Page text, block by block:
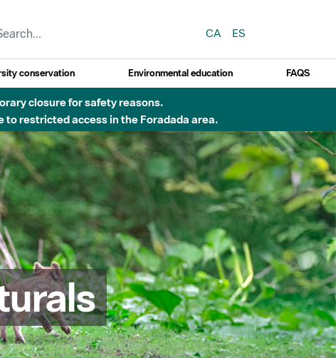
CA
ES
conservation Environmental education FAQS
closure for safety reasons.
restricted access in the Foradada area.